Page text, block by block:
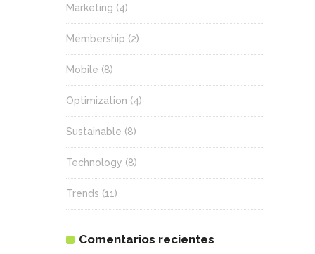
Marketing (4)
Membership (2)
Mobile (8)
Optimization (4)
Sustainable (8)
Technology (8)
Trends (11)
Comentarios recientes